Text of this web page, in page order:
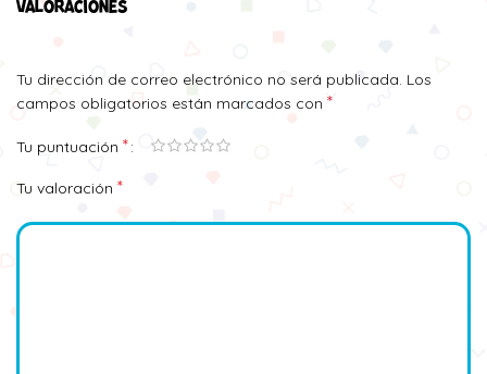
VALORACIONES
Tu dirección de correo electrónico no será publicada. Los
campos obligatorios están marcados con *
Tu puntuación *
Tu valoración *